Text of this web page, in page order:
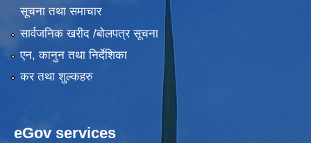
सूचना तथा समाचार
सार्वजनिक खरीद /बोलपत्र सूचना
एन, कानुन तथा निर्देशिका
कर तथा शुल्कहरु
eGov services